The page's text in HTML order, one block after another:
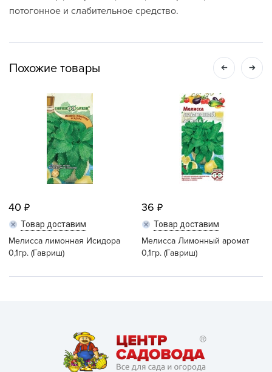
потогонное и слабительное средство.
Похожие товары
40
Товар доставим
Мелисса лимонная Исидора
0,1гр. (Гавриш)
36
Товар доставим
Мелисса Лимонный аромат
0,1гр. (Гавриш)